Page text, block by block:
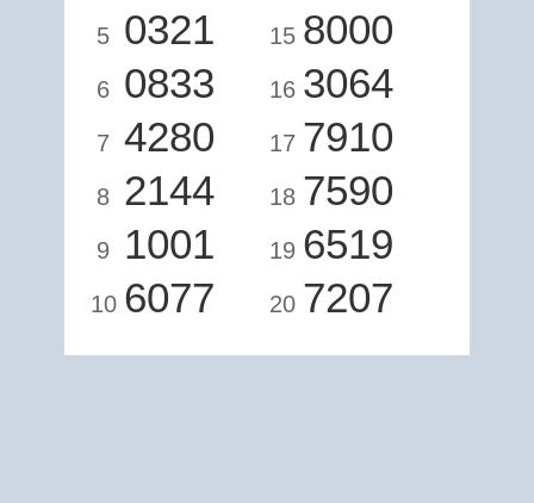
5 0321
6 0833
7 4280
8 2144
9 1001
10 6077
15 8000
16 3064
17 7910
18 7590
19 6519
20 7207